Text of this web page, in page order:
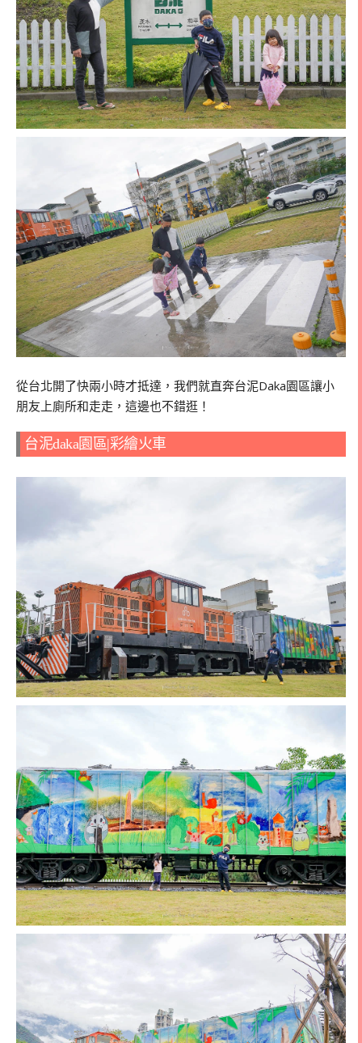
從台北開了快兩小時才抵達，我們就直奔台泥Daka園區讓小
朋友上廁所和走走，這邊也不錯逛！
台泥daka園區|彩繪火車